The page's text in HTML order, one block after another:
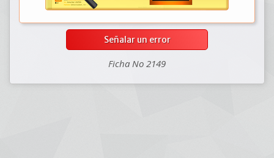
Señalar un error
Ficha No 2149